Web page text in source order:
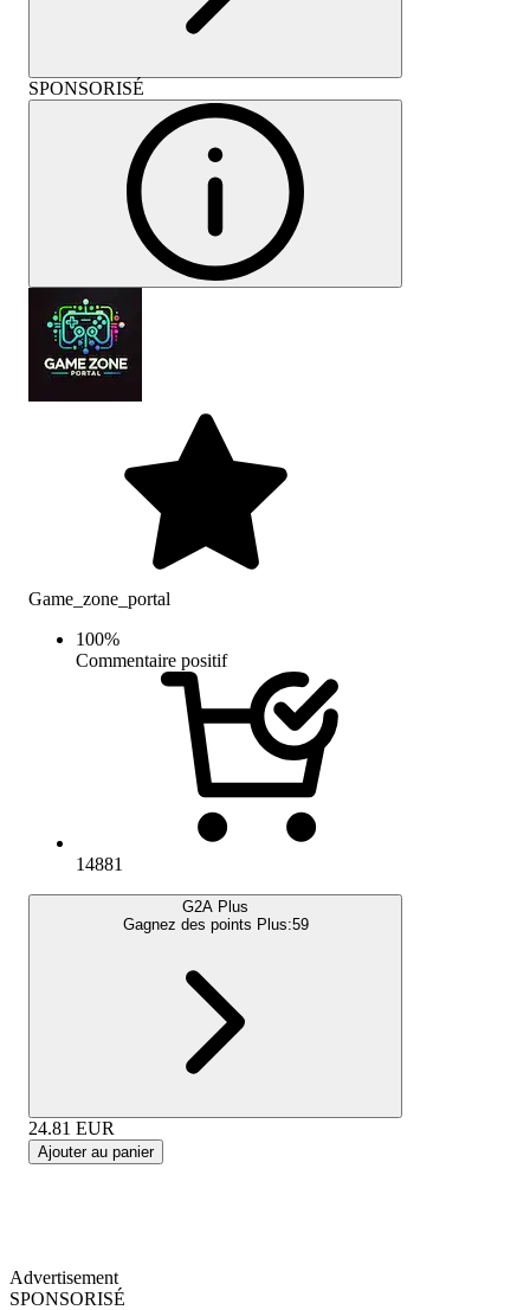
SPONSORISÉ
Game_zone_portal
100%
Commentaire positif
14881
G2A Plus
Gagnez des points Plus:59
24.81 EUR
Ajouter au panier
Advertisement
SPONSORISÉ